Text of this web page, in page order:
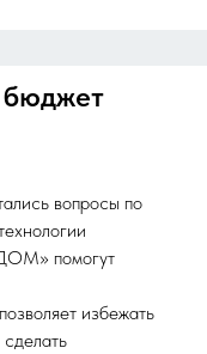
бюджет
вопросы по
помогут
избежать